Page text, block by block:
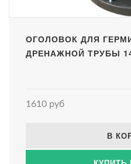
ОГОЛОВОК ДЛЯ
ДРЕНАЖНОЙ ТРУБЫ
1610 руб
В